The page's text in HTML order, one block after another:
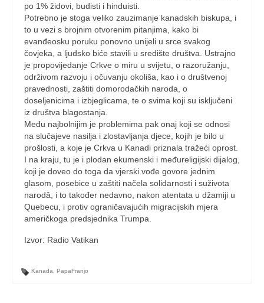
po 1% židovi, budisti i hinduisti.
Potrebno je stoga veliko zauzimanje kanadskih biskupa, i
to u vezi s brojnim otvorenim pitanjima, kako bi
evanđeosku poruku ponovno unijeli u srce svakog
čovjeka, a ljudsko biće stavili u središte društva. Ustrajno
je propovijedanje Crkve o miru u svijetu, o razoružanju,
održivom razvoju i očuvanju okoliša, kao i o društvenoj
pravednosti, zaštiti domorodačkih naroda, o
doseljenicima i izbjeglicama, te o svima koji su isključeni
iz društva blagostanja.
Među najbolnijim je problemima pak onaj koji se odnosi
na slučajeve nasilja i zlostavljanja djece, kojih je bilo u
prošlosti, a koje je Crkva u Kanadi priznala tražeći oprost.
I na kraju, tu je i plodan ekumenski i međureligijski dijalog,
koji je doveo do toga da vjerski vođe govore jednim
glasom, posebice u zaštiti načela solidarnosti i suživota
narodâ, i to također nedavno, nakon atentata u džamiji u
Quebecu, i protiv ograničavajućih migracijskih mjera
američkoga predsjednika Trumpa.
Izvor: Radio Vatikan
Kanada PapaFranjo